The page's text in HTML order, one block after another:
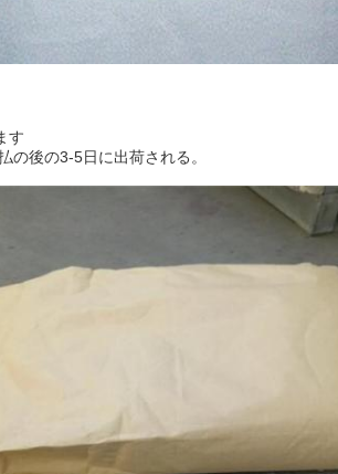
す
の後の3-5日に出荷される。